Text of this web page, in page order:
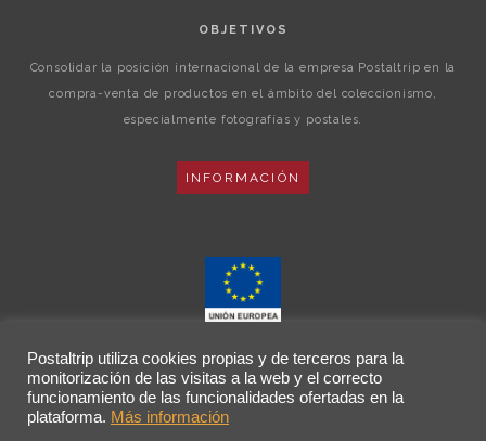
OBJETIVOS
Consolidar la posición internacional de la empresa Postaltrip en la
compra-venta de productos en el ámbito del coleccionismo,
especialmente fotografías y postales.
INFORMACIÓN
Postaltrip utiliza cookies propias y de terceros para la
monitorización de las visitas a la web y el correcto
funcionamiento de las funcionalidades ofertadas en la
plataforma. Más información